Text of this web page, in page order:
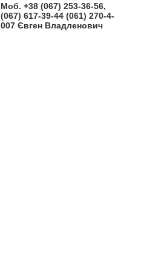
Моб. +38 (067) 253-36-56,
(067) 617-39-44 (061) 270-4-
007 Євген Владленович